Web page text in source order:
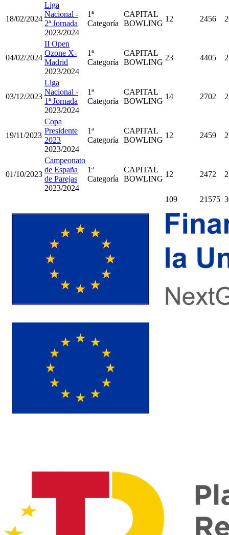
18/02/2024
Liga
Nacional -
2ª Jornada
2023/2024
1ª
Categoría
CAPITAL
BOWLING
12 2456
04/02/2024
II Open
Ozone X-
Madrid
2023/2024
1ª
Categoría
CAPITAL
BOWLING
23 4405
03/12/2023
Liga
Nacional -
1ª Jornada
2023/2024
1ª
Categoría
CAPITAL
BOWLING
14 2702
19/11/2023
Copa
Presidente
2023
2023/2024
1ª
Categoría
CAPITAL
BOWLING
12 2459
01/10/2023
Campeonato
de España
de Parejas
2023/2024
1ª
Categoría
CAPITAL
BOWLING
12 2472
109 21575